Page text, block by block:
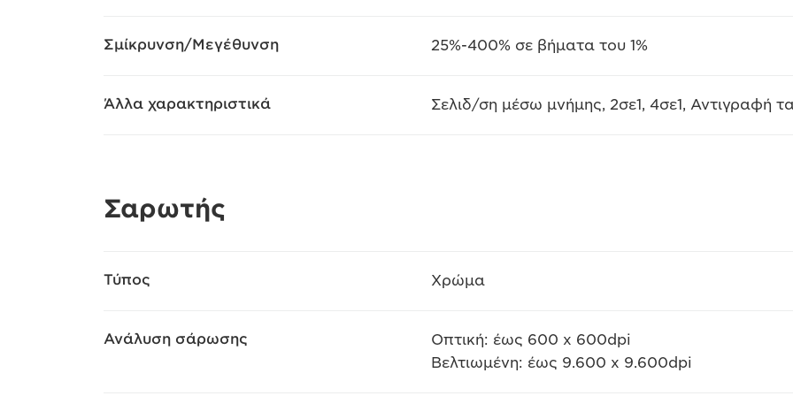
Σμίκρυνση/Μεγέθυνση 25%-400% σε βήματα του 1%
Άλλα χαρακτηριστικά Σελιδ/ση μέσω μνήμης, 2σε1, 4σε1, Αντιγραφή
Σαρωτής
Τύπος Χρώμα
Ανάλυση σάρωσης
Οπτική: έως 600 x 600dpi
Βελτιωμένη: έως 9.600 x 9.600dpi